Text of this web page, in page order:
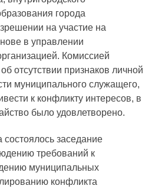
города
на участие на
в управлении
Комиссией
отсутствии признаков личной
муниципального служащего,
к конфликту интересов, в
было удовлетворено.
заседание
требований к
муниципальных
конфликта